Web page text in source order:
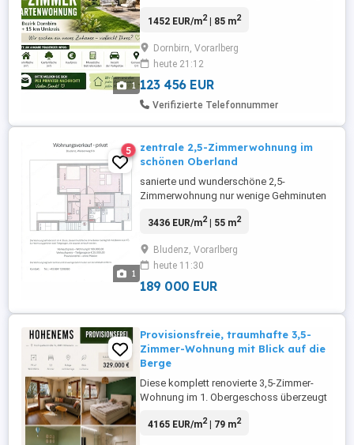
1
1452 EUR/m2| 85 m2
Dornbirn, Vorarlberg
heute 21:12
123 456 EUR
Verifizierte Telefonnummer
1
5
zentrale 2,5-Zimmerwohnung im
schönen Oberland
sanierte und wunderschöne 2,5-
Zimmerwohnung nur wenige Gehminuten
Aussicht) - Privatverkauf, ohne Makler!
verzinstes Anlageinvestment. Zwei
Tiefgaragenplätze vorhanden und separat
oder bei Bedarf zusätzlich zu erwerbe ...
3436 EUR/m2| 55 m2
Bludenz, Vorarlberg
heute 11:30
189 000 EUR
Provisionsfreie, traumhafte 3,5-
Zimmer-Wohnung mit Blick auf die
Berge
Diese komplett renovierte 3,5-Zimmer-
Wohnung im 1. Obergeschoss überzeugt
großzügigen überdachten Terrasse und
4165 EUR/m2| 79 m2